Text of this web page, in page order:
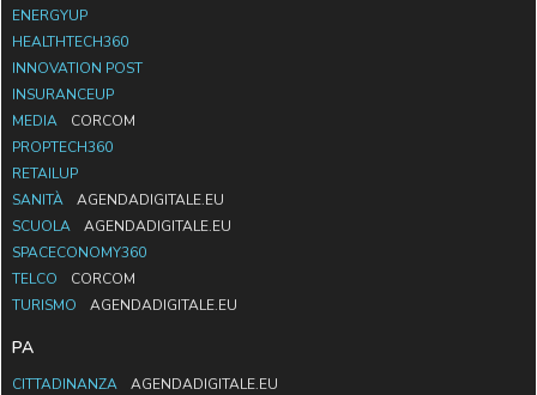
ENERGYUP
HEALTHTECH360
INNOVATION POST
INSURANCEUP
MEDIA
CORCOM
PROPTECH360
RETAILUP
SANITÀ
AGENDADIGITALE.EU
SCUOLA
AGENDADIGITALE.EU
SPACECONOMY360
TELCO
CORCOM
TURISMO
AGENDADIGITALE.EU
PA
CITTADINANZA
AGENDADIGITALE.EU